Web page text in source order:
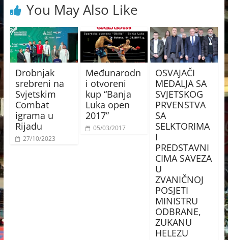
You May Also Like
Drobnjak
srebreni na
Svjetskim
Combat
igrama u
Rijadu
27/10/2023
Međunarodn
i otvoreni
kup “Banja
Luka open
2017”
05/03/2017
OSVAJAČI
MEDALJA SA
SVJETSKOG
PRVENSTVA
SA
SELKTORIMA
I
PREDSTAVNI
CIMA SAVEZA
U
ZVANIČNOJ
POSJETI
MINISTRU
ODBRANE,
ZUKANU
HELEZU